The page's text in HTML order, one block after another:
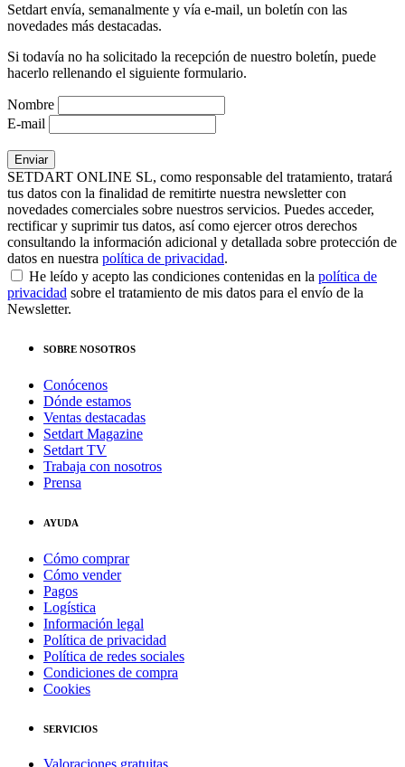
Setdart envía, semanalmente y vía e-mail, un boletín con las
novedades más destacadas.
Si todavía no ha solicitado la recepción de nuestro boletín, puede
hacerlo rellenando el siguiente formulario.
Nombre
E-mail
SETDART ONLINE SL, como responsable del tratamiento, tratará
tus datos con la finalidad de remitirte nuestra newsletter con
novedades comerciales sobre nuestros servicios. Puedes acceder,
rectificar y suprimir tus datos, así como ejercer otros derechos
consultando la información adicional y detallada sobre protección de
datos en nuestra política de privacidad.
He leído y acepto las condiciones contenidas en la política de
privacidad sobre el tratamiento de mis datos para el envío de la
Newsletter.
SOBRE NOSOTROS
Conócenos
Dónde estamos
Ventas destacadas
Setdart Magazine
Setdart TV
Trabaja con nosotros
Prensa
AYUDA
Cómo comprar
Cómo vender
Pagos
Logística
Información legal
Política de privacidad
Política de redes sociales
Condiciones de compra
Cookies
SERVICIOS